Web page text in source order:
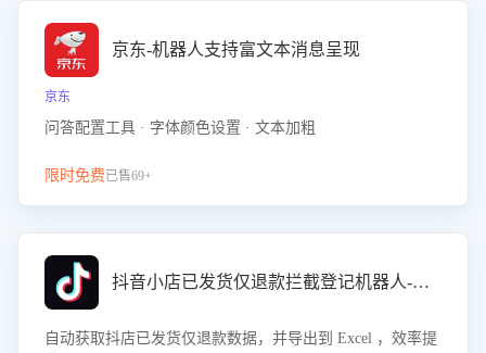
京东-机器人支持富文本消息呈现
京东
问答配置工具 · 字体颜色设置 · 文本加粗
限时免费已售69+
抖音小店已发货仅退款拦截登记机器人-八爪鱼
自动获取抖店已发货仅退款数据，并导出到 Excel ，效率提